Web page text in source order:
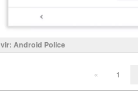
vir: Android Police
« 1